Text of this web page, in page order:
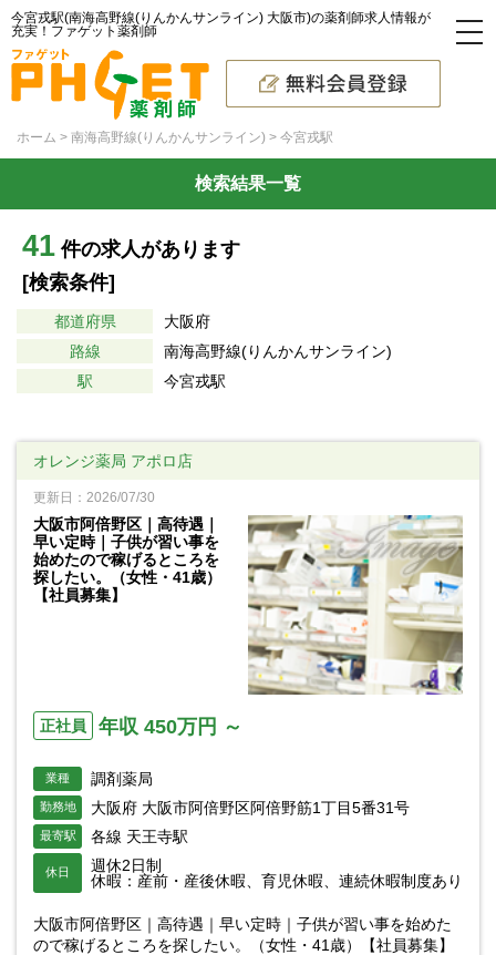
今宮戎駅(南海高野線(りんかんサンライン) 大阪市)の薬剤師求人情報が
充実！ファゲット薬剤師
ホーム 南海高野線(りんかんサンライン) 今宮戎駅
検索結果一覧
41 件の求人があります
[検索条件]
都道府県
大阪府
路線
南海高野線(りんかんサンライン)
駅
今宮戎駅
オレンジ薬局 アポロ店
更新日：2026/07/30
大阪市阿倍野区｜高待遇｜
早い定時｜子供が習い事を
始めたので稼げるところを
探したい。（女性・41歳）
【社員募集】
正社員 年収 450万円 ～
業種 調剤薬局
勤務地 大阪府 大阪市阿倍野区阿倍野筋1丁目5番31号
最寄駅 各線 天王寺駅
休日
週休2日制
休暇：産前・産後休暇、育児休暇、連続休暇制度あり
大阪市阿倍野区｜高待遇｜早い定時｜子供が習い事を始めた
ので稼げるところを探したい。（女性・41歳）【社員募集】